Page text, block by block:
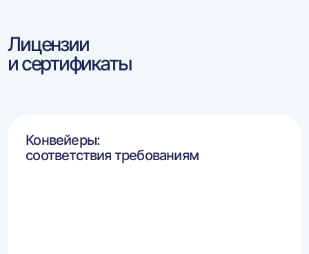
Лицензии
и сертификаты
Конвейеры:
соответствия требованиям